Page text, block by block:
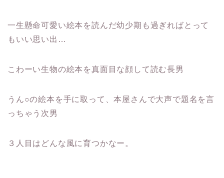
一生懸命可愛い絵本を読んだ幼少期も過ぎればとって
もいい思い出…
こわーい生物の絵本を真面目な顔して読む長男
うん○の絵本を手に取って、本屋さんで大声で題名を言
っちゃう次男
３人目はどんな風に育つかなー。